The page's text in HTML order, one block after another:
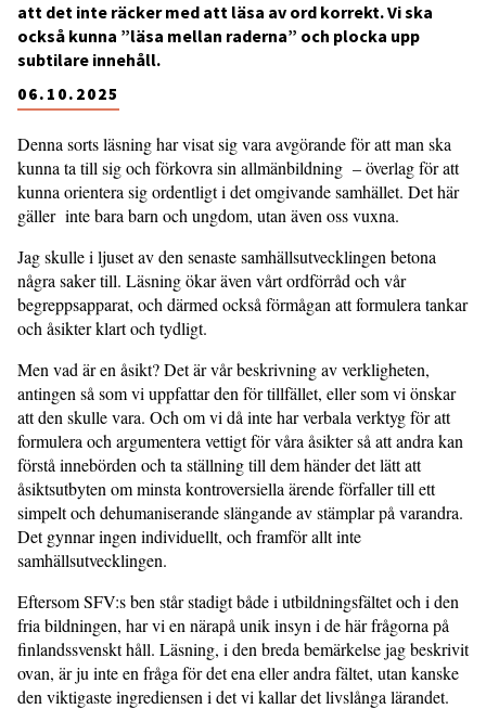
06.10.2025
att det inte räcker med att läsa av ord korrekt. Vi ska
också kunna ”läsa mellan raderna” och plocka upp
subtilare innehåll.
Denna sorts läsning har visat sig vara avgörande för att man ska
kunna ta till sig och förkovra sin allmänbildning – överlag för att
kunna orientera sig ordentligt i det omgivande samhället. Det här
gäller inte bara barn och ungdom, utan även oss vuxna.
Jag skulle i ljuset av den senaste samhällsutvecklingen betona
några saker till. Läsning ökar även vårt ordförråd och vår
begreppsapparat, och därmed också förmågan att formulera tankar
och åsikter klart och tydligt.
Men vad är en åsikt? Det är vår beskrivning av verkligheten,
antingen så som vi uppfattar den för tillfället, eller som vi önskar
att den skulle vara. Och om vi då inte har verbala verktyg för att
formulera och argumentera vettigt för våra åsikter så att andra kan
förstå innebörden och ta ställning till dem händer det lätt att
åsiktsutbyten om minsta kontroversiella ärende förfaller till ett
simpelt och dehumaniserande slängande av stämplar på varandra.
Det gynnar ingen individuellt, och framför allt inte
samhällsutvecklingen.
Eftersom SFV:s ben står stadigt både i utbildningsfältet och i den
fria bildningen, har vi en närapå unik insyn i de här frågorna på
finlandssvenskt håll. Läsning, i den breda bemärkelse jag beskrivit
ovan, är ju inte en fråga för det ena eller andra fältet, utan kanske
den viktigaste ingrediensen i det vi kallar det livslånga lärandet.